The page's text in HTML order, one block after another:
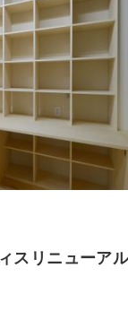
スリニューア